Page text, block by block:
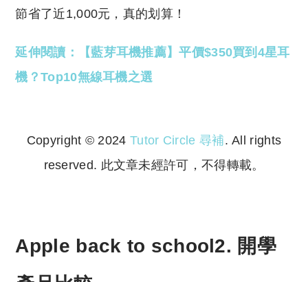
節省了近1,000元，真的划算！
延伸閱讀：【藍芽耳機推薦】平價$350買到4星耳
機？Top10無線耳機之選
Copyright © 2024 Tutor Circle 尋補. All rights
reserved. 此文章未經許可，不得轉載。
Apple back to school2. 開學